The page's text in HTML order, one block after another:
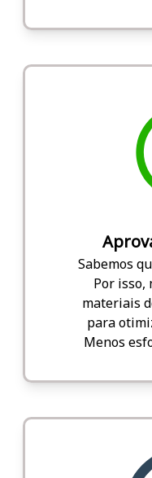
Sabemos
Por isso,
materiais
para
Menos